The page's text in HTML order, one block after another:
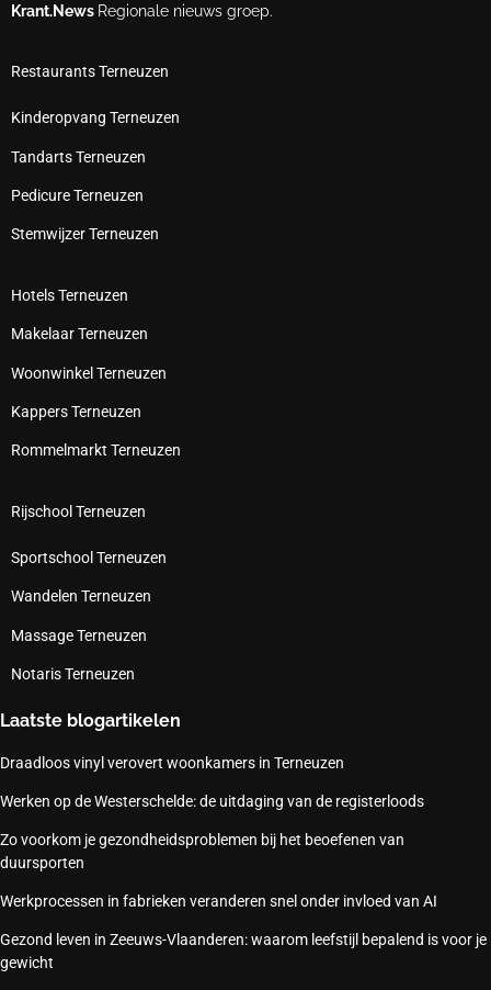
Krant.News Regionale nieuws groep.
Restaurants Terneuzen
Kinderopvang Terneuzen
Tandarts Terneuzen
Pedicure Terneuzen
Stemwijzer Terneuzen
Hotels Terneuzen
Makelaar Terneuzen
Woonwinkel Terneuzen
Kappers Terneuzen
Rommelmarkt Terneuzen
Rijschool Terneuzen
Sportschool Terneuzen
Wandelen Terneuzen
Massage Terneuzen
Notaris Terneuzen
Laatste blogartikelen
Draadloos vinyl verovert woonkamers in Terneuzen
Werken op de Westerschelde: de uitdaging van de registerloods
Zo voorkom je gezondheidsproblemen bij het beoefenen van
duursporten
Werkprocessen in fabrieken veranderen snel onder invloed van AI
Gezond leven in Zeeuws-Vlaanderen: waarom leefstijl bepalend is voor je
gewicht